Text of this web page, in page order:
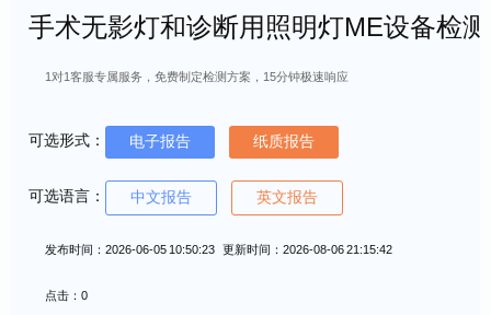
手术无影灯和诊断用照明灯ME设备检测
1对1客服专属服务，免费制定检测方案，15分钟极速响应
可选形式： 电子报告 纸质报告
可选语言： 中文报告 英文报告
发布时间：2026-06-05 10:50:23 更新时间：2026-08-06 21:15:42
点击：0